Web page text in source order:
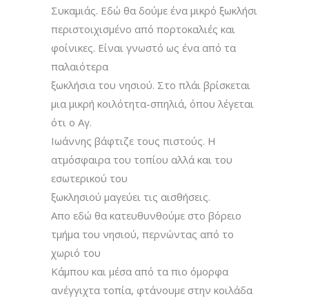
Συκαμιάς. Εδώ θα δούμε ένα μικρό ξωκλήσι
περιστοιχισμένο από πορτοκαλιές και
φοίνικες. Είναι γνωστό ως ένα από τα
παλαιότερα
ξωκλήσια του νησιού. Στο πλάι βρίσκεται
μια μικρή κοιλότητα-σπηλιά, όπου λέγεται
ότι ο Αγ.
Ιωάννης βάφτιζε τους πιστούς. Η
ατμόσφαιρα του τοπίου αλλά και του
εσωτερικού του
ξωκλησιού μαγεύει τις αισθήσεις.
Απο εδώ θα κατευθυνθούμε στο βόρειο
τμήμα του νησιού, περνώντας από το
χωριό του
Κάμπου και μέσα από τα πιο όμορφα
ανέγγιχτα τοπία, φτάνουμε στην κοιλάδα